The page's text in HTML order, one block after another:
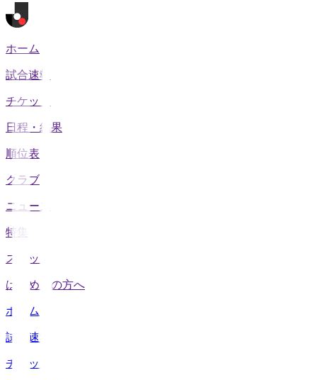
ホーム
試合速報
チケット
日程・結果
順位表
クラブ
ニュース
特集
スタッツ
はじめての方へ
ホーム
試合速報
チケット